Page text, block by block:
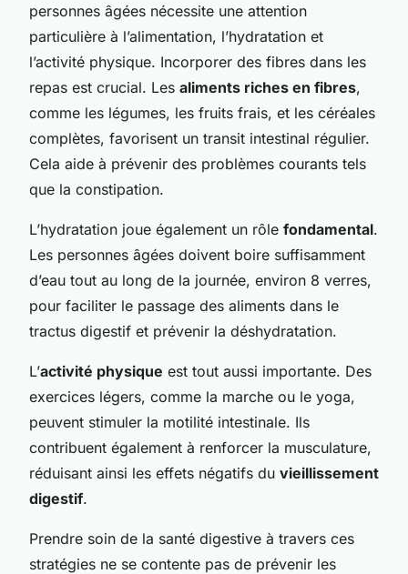
personnes âgées nécessite une attention
particulière à l’alimentation, l’hydratation et
l’activité physique. Incorporer des fibres dans les
repas est crucial. Les aliments riches en fibres,
comme les légumes, les fruits frais, et les céréales
complètes, favorisent un transit intestinal régulier.
Cela aide à prévenir des problèmes courants tels
que la constipation.
L’hydratation joue également un rôle fondamental.
Les personnes âgées doivent boire suffisamment
d’eau tout au long de la journée, environ 8 verres,
pour faciliter le passage des aliments dans le
tractus digestif et prévenir la déshydratation.
L’activité physique est tout aussi importante. Des
exercices légers, comme la marche ou le yoga,
peuvent stimuler la motilité intestinale. Ils
contribuent également à renforcer la musculature,
réduisant ainsi les effets négatifs du vieillissement
digestif.
Prendre soin de la santé digestive à travers ces
stratégies ne se contente pas de prévenir les